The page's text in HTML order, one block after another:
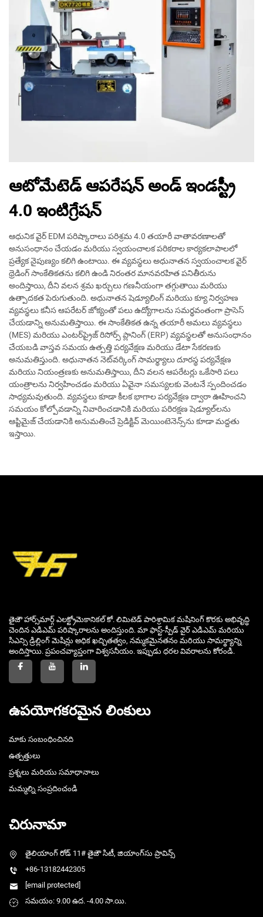
ఆటోమేటెడ్ ఆపరేషన్ అండ్ ఇండస్ట్రీ
4.0 ఇంటిగ్రేషన్
ఆధునిక వైర్ EDM పరిష్కారాలు పరిశ్రమ 4.0 తయారీ వాతావరణాలతో
అనుసంధానం చేయడం మరియు స్వయంచాలక పరికరాల కార్యకలాపాలలో
ప్రత్యేక నైపుణ్యం కలిగి ఉంటాయి. ఈ వ్యవస్థలు అధునాతన స్వయంచాలక వైర్
థ్రెడింగ్ సాంకేతికతను కలిగి ఉండి నిరంతర మానవరహిత పనితీరును
అందిస్తాయి, దీని వలన శ్రమ ఖర్చులు గణనీయంగా తగ్గుతాయి మరియు
ఉత్పాదకత పెరుగుతుంది. అధునాతన షెడ్యూలింగ్ మరియు క్యూ నిర్వహణ
వ్యవస్థలు కనీస ఆపరేటర్ జోక్యంతో పలు ఉద్యోగాలను సమర్థవంతంగా ప్రాసెస్
చేయడాన్ని అనుమతిస్తాయి. ఈ సాంకేతికత ఉన్న తయారీ అమలు వ్యవస్థలు
(MES) మరియు ఎంటర్‌ప్రైజ్ రిసోర్స్ ప్లానింగ్ (ERP) వ్యవస్థలతో అనుసంధానం
చేయబడి వాస్తవ సమయ ఉత్పత్తి పర్యవేక్షణ మరియు డేటా సేకరణకు
అనుమతిస్తుంది. అధునాతన నెట్‌వర్కింగ్ సామర్థ్యాలు దూరస్థ పర్యవేక్షణ
మరియు నియంత్రణకు అనుమతిస్తాయి, దీని వలన ఆపరేటర్లు ఒకేసారి పలు
యంత్రాలను నిర్వహించడం మరియు ఏవైనా సమస్యలకు వెంటనే స్పందించడం
సాధ్యమవుతుంది. వ్యవస్థలు కూడా కీలక భాగాల పర్యవేక్షణ ద్వారా ఊహించని
సమయం కోల్పోవడాన్ని నివారించడానికి మరియు పరిరక్షణ షెడ్యూల్‌లను
ఆప్టిమైజ్ చేయడానికి అనుమతించే ప్రెడిక్టివ్ మెయింటెనెన్స్‌ను కూడా మద్దతు
ఇస్తాయి.
తైజౌ హార్స్‌మార్గ్ ఎలక్ట్రోమెకానికల్ కో. లిమిటెడ్ పారిశ్రామిక మషినింగ్ కొరకు అభివృద్ధి
చెందిన ఎడిఎమ్ పరిష్కారాలను అందిస్తుంది. మా ఫాస్ట్-స్పీడ్ వైర్ ఎడిఎమ్ మరియు
సిఎన్సి డ్రిల్లింగ్ మెషిన్లు అధిక ఖచ్చితత్వం, నమ్మకమైనతనం మరియు సామర్థ్యాన్ని
అందిస్తాయి. ప్రపంచవ్యాప్తంగా విశ్వసనీయం. ఇప్పుడు ధరల వివరాలను కోరండి.
ఉపయోగకరమైన లింకులు
మాకు సంబంధించినది
ఉత్పత్తులు
ప్రశ్నలు మరియు సమాధానాలు
మమ్మల్ని సంప్రదించండి
చిరునామా
తైలియాంగ్ రోడ్ 11# తైజౌ సిటీ, జియాంగ్‌సు ప్రావిన్స్
+86-13182442305
[email protected]
సమయం: 9.00 ఉద. -4.00 సా.యి.